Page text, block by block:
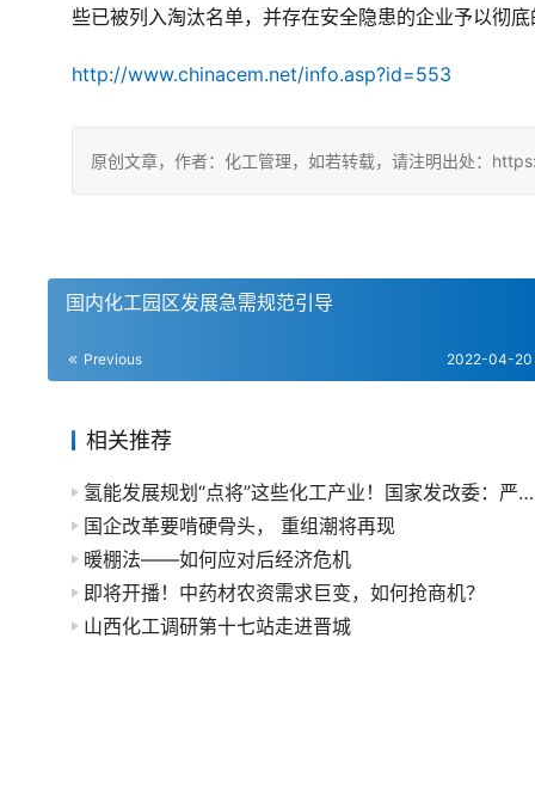
些已被列入淘汰名单，并存在安全隐患的企业予以彻
http://www.chinacem.net/info.asp?id=553
原创文章，作者：化工管理，如若转载，请注明出处：
国内化工园区发展急需规范引导
Previous 2022-04-20
相关推荐
氢能发展规划“点将”这些化工产业！国家发改委：严禁一哄而上，“跑马圈地”
国企改革要啃硬骨头， 重组潮将再现
暖棚法——如何应对后经济危机
即将开播！中药材农资需求巨变，如何抢商机？
山西化工调研第十七站走进晋城